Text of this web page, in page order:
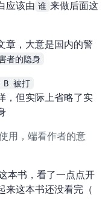
应该由 谁 来做后面这
章，大意是国内的警
者的隐身
B 被打
，但实际上省略了实
用，端看作者的意
本书，看了一点点开
来这本书还没看完（